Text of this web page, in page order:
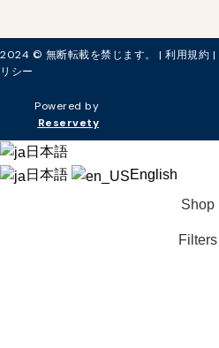
2024 © 無断転載を禁じます。 | 利用規約 |
リシー
Powered by
Reservety
日本語
日本語
English
Shop
Filters